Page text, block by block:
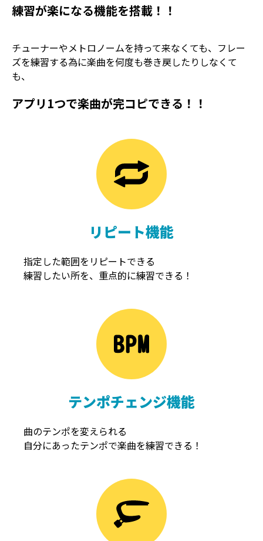
練習が楽になる機能を搭載！！
チューナーやメトロノームを持って来なくても、フレー
ズを練習する為に楽曲を何度も巻き戻したりしなくて
も、
アプリ1つで楽曲が完コピできる！！
リピート機能
指定した範囲をリピートできる
練習したい所を、重点的に練習できる！
テンポチェンジ機能
曲のテンポを変えられる
自分にあったテンポで楽曲を練習できる！